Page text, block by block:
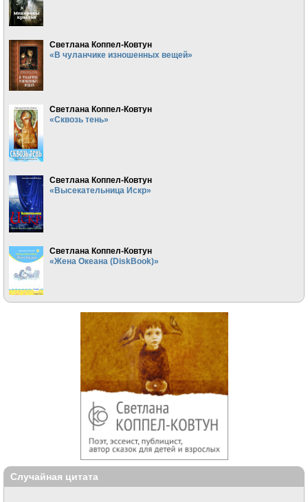
Светлана Коппел-Ковтун
«В чуланчике изношенных вещей»
Светлана Коппел-Ковтун
«Сквозь тень»
Светлана Коппел-Ковтун
«Высекательница Искр»
Светлана Коппел-Ковтун
«Жена Океана (DiskBook)»
Случайная цитата